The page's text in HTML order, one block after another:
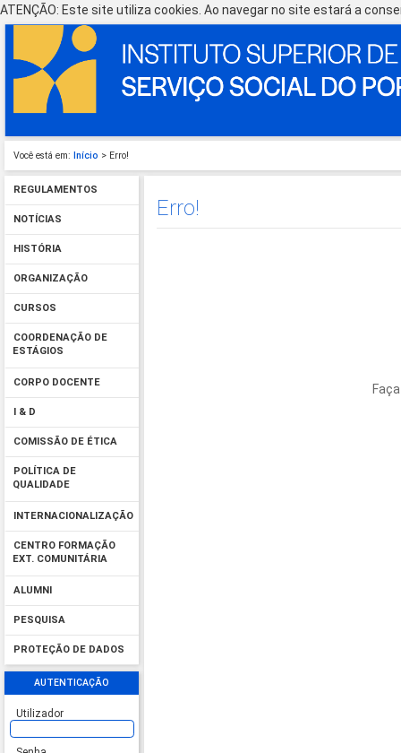
ATENÇÃO: Este site utiliza cookies. Ao navegar no site estará a
Você está em: Início > Erro!
REGULAMENTOS
NOTÍCIAS
HISTÓRIA
ORGANIZAÇÃO
CURSOS
COORDENAÇÃO DE
ESTÁGIOS
CORPO DOCENTE
I & D
COMISSÃO DE ÉTICA
POLÍTICA DE
QUALIDADE
INTERNACIONALIZAÇÃO
CENTRO FORMAÇÃO
EXT. COMUNITÁRIA
ALUMNI
PESQUISA
PROTEÇÃO DE DADOS
AUTENTICAÇÃO
Utilizador
Erro!